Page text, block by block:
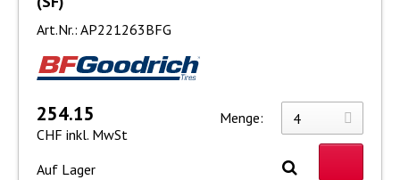
Art.Nr.: AP221263BFG
254.15
CHF inkl. MwSt
Menge:
Auf Lager